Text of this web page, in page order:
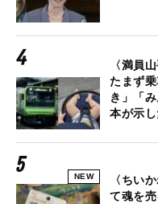
〈満員
たまず
き」「
本が示
NEW
〈ちい
て魂を